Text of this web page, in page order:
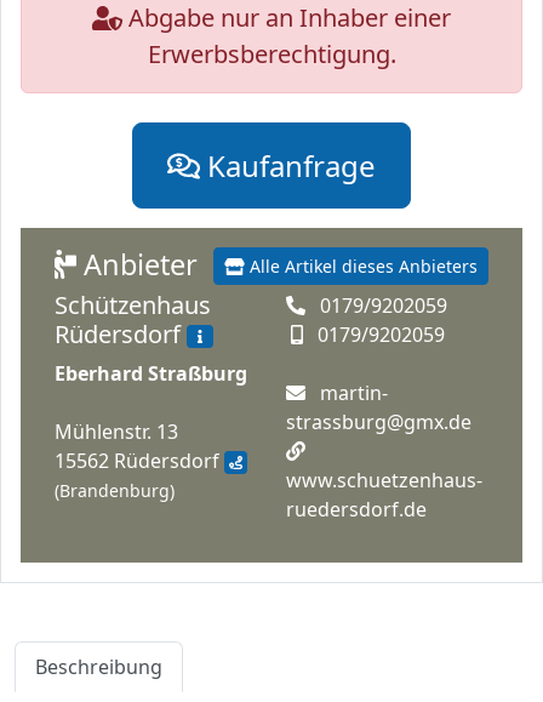
Abgabe nur an Inhaber einer
Erwerbsberechtigung.
Kaufanfrage
Alle Artikel dieses Anbieters
Anbieter
Schützenhaus
Rüdersdorf
Eberhard Straßburg
Mühlenstr. 13
15562 Rüdersdorf
(Brandenburg)
0179/9202059
0179/9202059
martin-
strassburg@gmx.de
www.schuetzenhaus-
ruedersdorf.de
Beschreibung